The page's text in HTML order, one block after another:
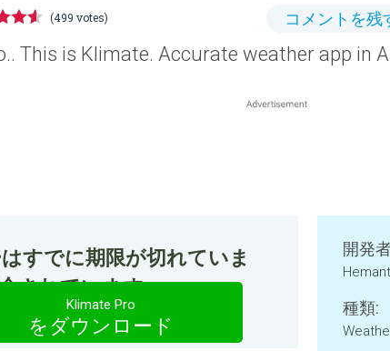
(499 votes) コメントを残
This is Klimate. Accurate weather app in
すでに期限が切れていま
されています。
Klimate Pro
をダウンロード
開発
種類: